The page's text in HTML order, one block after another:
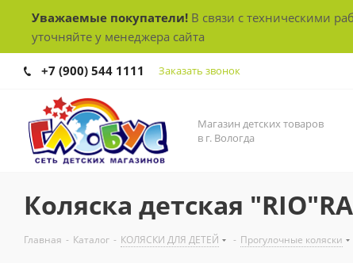
Уважаемые покупатели! В связи с техническими
уточняйте у менеджера сайта
+7 (900) 544 1111 Заказать звонок
Магазин детских товаров
в г. Вологда
Коляска детская
Главная - Каталог - КОЛЯСКИ ДЛЯ ДЕТЕЙ - Прогулочные коляски